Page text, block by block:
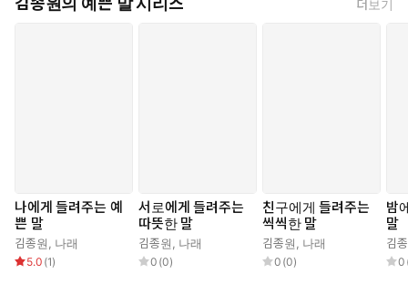
더보기
나에게 들려주는 예
쁜 말
김종원, 나래
5.0 (1)
서로에게 들려주는
따뜻한 말
김종원, 나래
0 (0)
친구에게 들려주는
씩씩한 말
김종원, 나래
0 (0)
밤
말
김
0